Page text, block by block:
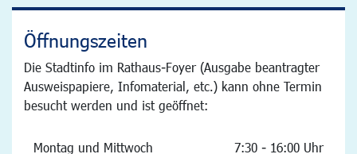
Öffnungszeiten
Die Stadtinfo im Rathaus-Foyer (Ausgabe beantragter
Ausweispapiere, Infomaterial, etc.) kann ohne Termin
besucht werden und ist geöffnet:
Montag und Mittwoch 7:30 - 16:00 Uhr